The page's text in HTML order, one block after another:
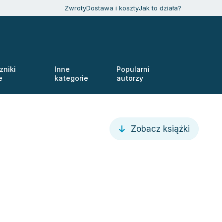
ZwrotyDostawa i kosztyJak to działa?
Inne
kategorie
Popularni
autorzy
Zobacz książki